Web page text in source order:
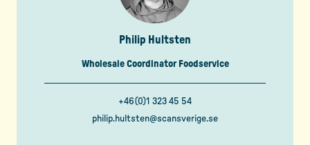
Philip Hultsten
Wholesale Coordinator Foodservice
+46(0)1 323 45 54
philip.hultsten@scansverige.se